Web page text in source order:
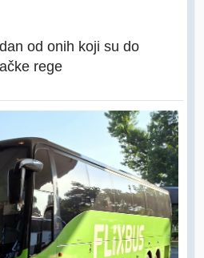
od onih koji su do
rege